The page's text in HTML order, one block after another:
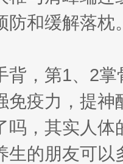
防和缓解落枕
背，第1、2
免疫力，提
吗，其实人
生的朋友可